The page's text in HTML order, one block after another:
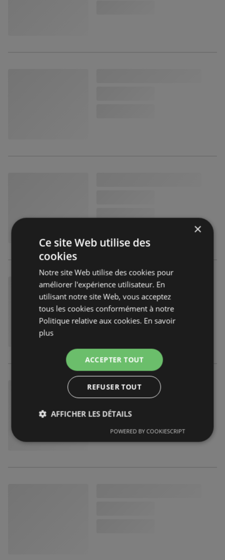
×
Ce site Web utilise des
cookies
Notre site Web utilise des cookies pour
améliorer l'expérience utilisateur. En
utilisant notre site Web, vous acceptez
tous les cookies conformément à notre
Politique relative aux cookies. En savoir
plus
ACCEPTER TOUT
REFUSER TOUT
AFFICHER LES DÉTAILS
POWERED BY COOKIESCRIPT